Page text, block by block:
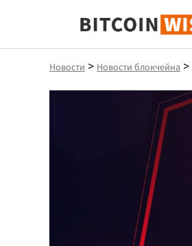
Биткойн Мудрость
Новости > Новости блокчейна >